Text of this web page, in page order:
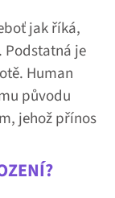
jak říká,
Podstatná je
Human
původu
jehož přínos